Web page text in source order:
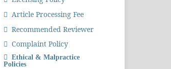
Article Processing Fee
Recommended Reviewer
Complaint Policy
Ethical & Malpractice
Policies